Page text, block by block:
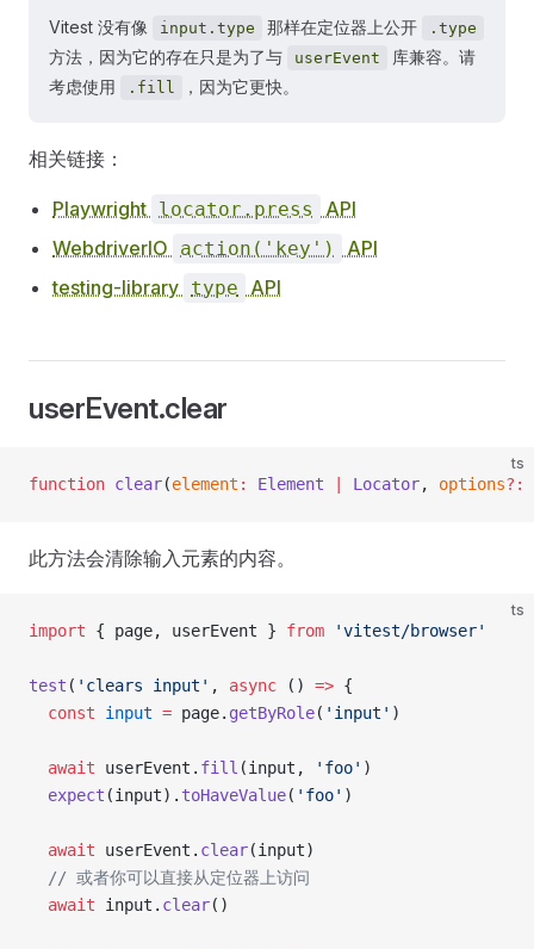
Vitest 没有像
input.type 那样在定位器上公开 .type
方法，因为它的存在只是为了与 userEvent
库兼容。请
考虑使用
.fill ，因为它更快。
相关链接：
Playwright locator.press
API
WebdriverIO
action('key')
API
testing-library type API
userEvent.clear
ts
function clear(element : Element Locator, options?:
此方法会清除输入元素的内容。
ts
import { page, userEvent } from 'vitest/browser'
test ( 'clears input' , async () => {
  const
input = page. getByRole( 'input' )
  await
userEvent. fill (input, 'foo' )
  expect
(input). toHaveValue( 'foo' )
  await
userEvent. clear(input)
  // 或者你可以直接从定位器上访问
  await
input. clear()